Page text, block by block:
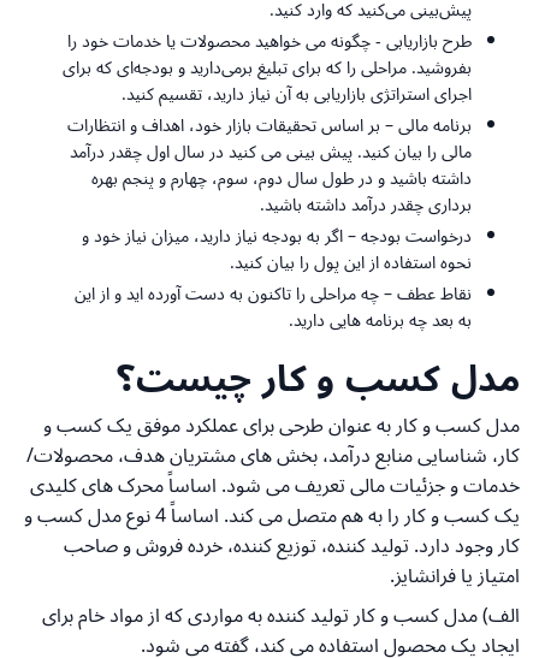
پیش‌بینی می‌کنید که وارد کنید.
طرح بازاریابی - چگونه می خواهید محصولات یا خدمات خود را
بفروشید. مراحلی را که برای تبلیغ برمی‌دارید و بودجه‌ای که برای
اجرای استراتژی بازاریابی به آن نیاز دارید، تقسیم کنید.
برنامه مالی – بر اساس تحقیقات بازار خود، اهداف و انتظارات
مالی را بیان کنید. پیش بینی می کنید در سال اول چقدر درآمد
داشته باشید و در طول سال دوم، سوم، چهارم و پنجم بهره
برداری چقدر درآمد داشته باشید.
درخواست بودجه – اگر به بودجه نیاز دارید، میزان نیاز خود و
نحوه استفاده از این پول را بیان کنید.
نقاط عطف – چه مراحلی را تاکنون به دست آورده اید و از این
به بعد چه برنامه هایی دارید.
مدل کسب و کار چیست؟
مدل کسب و کار به عنوان طرحی برای عملکرد موفق یک کسب و
کار، شناسایی منابع درآمد، بخش های مشتریان هدف، محصولات/
خدمات و جزئیات مالی تعریف می شود. اساساً محرک های کلیدی
یک کسب و کار را به هم متصل می کند. اساساً 4 نوع مدل کسب و
کار وجود دارد. تولید کننده، توزیع کننده، خرده فروش و صاحب
امتیاز یا فرانشایز.
الف) مدل کسب و کار تولید کننده به مواردی که از مواد خام برای
ایجاد یک محصول استفاده می کند، گفته می شود.